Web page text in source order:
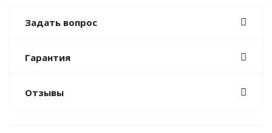
Задать вопрос
Гарантия
Отзывы